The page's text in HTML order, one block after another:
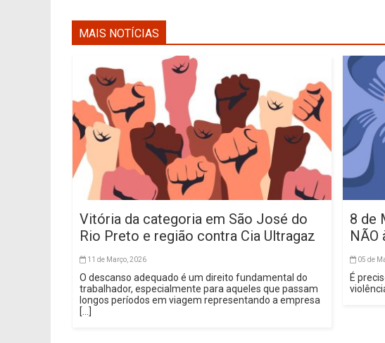
MAIS NOTÍCIAS
Vitória da categoria em São José do
Rio Preto e região contra Cia Ultragaz
11 de Março, 2026
O descanso adequado é um direito fundamental do
trabalhador, especialmente para aqueles que passam
longos períodos em viagem representando a empresa
[...]
8 de
NÃO
05 de
É